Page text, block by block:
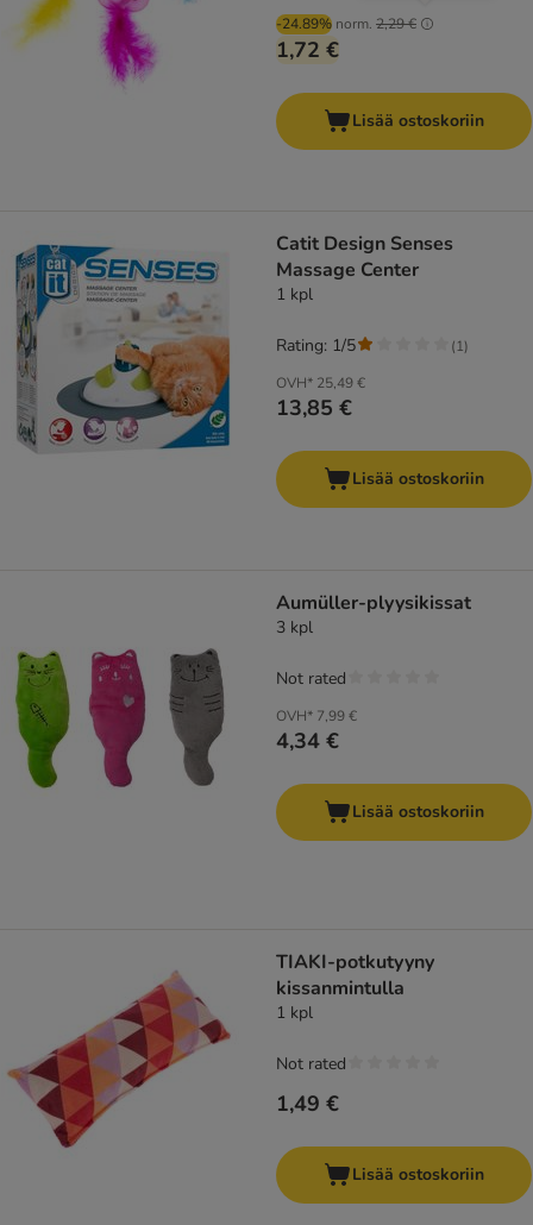
-24.89% norm. 2,29 €
1,72 €
Lisää ostoskoriin
Catit Design Senses
Massage Center
1 kpl
OVH* 25,49 €
13,85 €
Rating: 1/5 (1)
Lisää ostoskoriin
Aumüller-plyysikissat
3 kpl
OVH* 7,99 €
4,34 €
Not rated
Lisää ostoskoriin
TIAKI-potkutyyny
kissanmintulla
1 kpl
1,49 €
Not rated
Lisää ostoskoriin